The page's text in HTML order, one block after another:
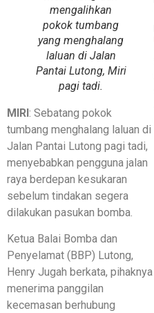
mengalihkan
pokok tumbang
yang menghalang
laluan di Jalan
Pantai Lutong, Miri
pagi tadi.
MIRI: Sebatang pokok
tumbang menghalang laluan di
Jalan Pantai Lutong pagi tadi,
menyebabkan pengguna jalan
raya berdepan kesukaran
sebelum tindakan segera
dilakukan pasukan bomba.
Ketua Balai Bomba dan
Penyelamat (BBP) Lutong,
Henry Jugah berkata, pihaknya
menerima panggilan
kecemasan berhubung